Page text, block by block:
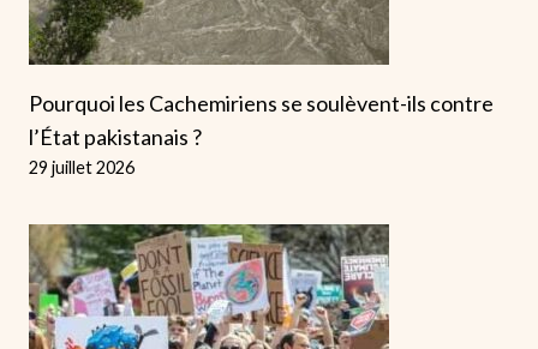
Pourquoi les Cachemiriens se soulèvent-ils contre
l’État pakistanais ?
29 juillet 2026